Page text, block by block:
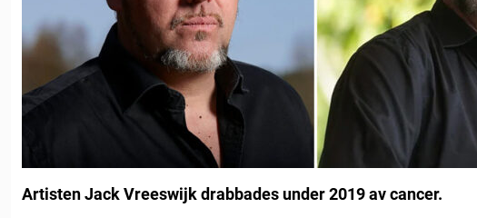
Artisten Jack Vreeswijk drabbades under 2019 av cancer.